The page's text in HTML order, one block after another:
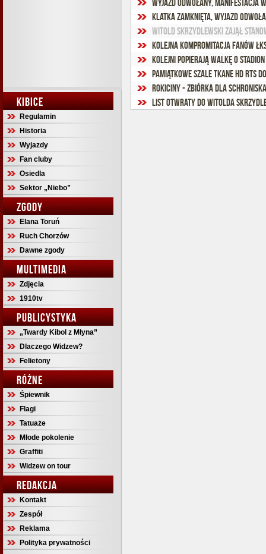
KIBICE
Regulamin
Historia
Wyjazdy
Fan cluby
Osiedla
Sektor „Niebo”
ZGODY
Elana Toruń
Ruch Chorzów
Dawne zgody
MULTIMEDIA
Zdjęcia
1910tv
PUBLICYSTYKA
„Twardy Kibol z Młyna”
Dlaczego Widzew?
Felietony
RÓŻNE
Śpiewnik
Flagi
Tatuaże
Młode pokolenie
Graffiti
Widzew on tour
REDAKCJA
Kontakt
Zespół
Reklama
Polityka prywatności
Wyjazd odwołany, manifestacja w
Klatka zamknięta, wyjazd
Witold Skrzydlewski zajął
Kolejna kompromitacja fanów
Kolejni popierają walkę o stadion
Pamiątkowe szale tkane HD RTS
Rokiciny - zbiórka dla schroniska
List otwraty do Witolda